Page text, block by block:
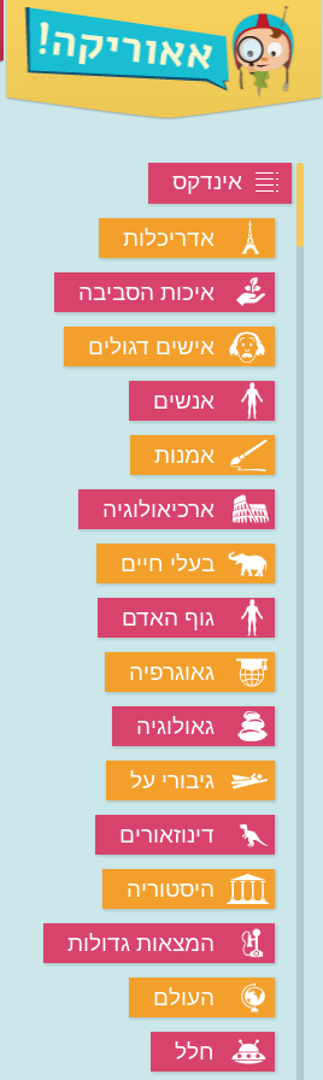
אינדקס
אדריכלות
איכות הסביבה
אישים דגולים
אנשים
אמנות
ארכיאולוגיה
בעלי חיים
גוף האדם
גאוגרפיה
גאולוגיה
גיבורי על
דינוזאורים
היסטוריה
המצאות גדולות
העולם
חלל
מהי פלדה ומאיפה היא מגיעה?
האם ניתן ליצור זהב ממתכות זולות?
מהי אבן החכמים?